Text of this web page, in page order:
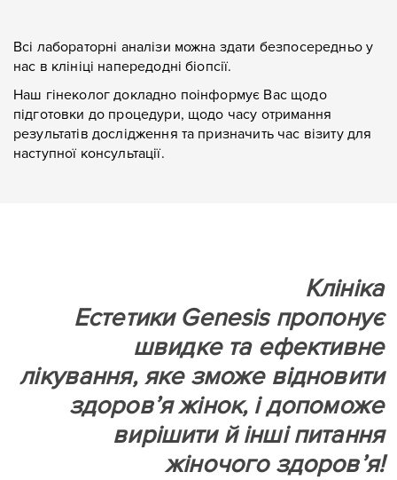
Всі лабораторні аналізи можна здати безпосередньо у
нас в клініці напередодні біопсії.
Наш гінеколог докладно поінформує Вас щодо
підготовки до процедури, щодо часу отримання
результатів дослідження та призначить час візиту для
наступної консультації.
Клініка
Eстетики Genesis пропонує
швидке та ефективне
лікування, яке зможе відновити
здоров’я жінок, і допоможе
вирішити й інші питання
жіночого здоров’я!